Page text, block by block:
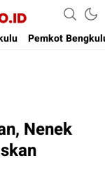
Pemkot
Nenek